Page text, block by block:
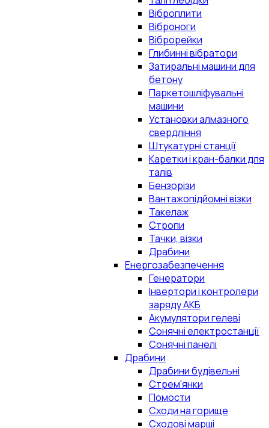
Віброплити
Віброноги
Віброрейки
Глибинні вібратори
Затиральні машини для
бетону
Паркетошліфувальні
машини
Установки алмазного
свердління
Штукатурні станції
Каретки і кран-балки для
талів
Бензорізи
Вантажопідйомні візки
Такелаж
Стропи
Тачки, візки
Драбини
Енергозабезпечення
Генератори
Інвертори і контролери
заряду АКБ
Акумулятори гелеві
Сонячні електростанції
Сонячні панелі
Драбини
Драбини будівельні
Стрем'янки
Помости
Сходи на горище
Сходові марші